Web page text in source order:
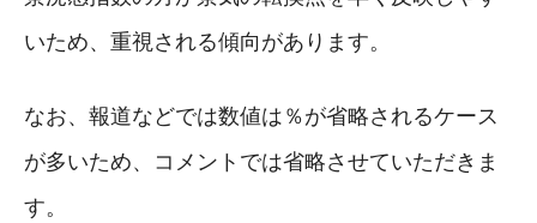
いため、重視される傾向があります。
なお、報道などでは数値は％が省略されるケース
が多いため、コメントでは省略させていただきま
す。